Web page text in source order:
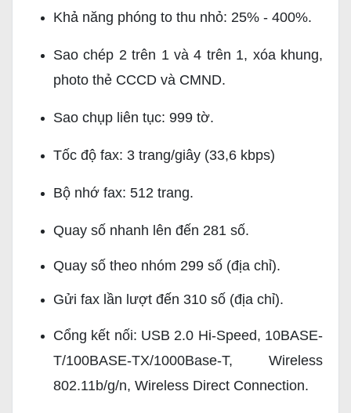
Khả năng phóng to thu nhỏ: 25% - 400%.
Sao chép 2 trên 1 và 4 trên 1, xóa khung,
photo thẻ CCCD và CMND.
Sao chụp liên tục: 999 tờ.
Tốc độ fax: 3 trang/giây (33,6 kbps)
Bộ nhớ fax: 512 trang.
Quay số nhanh lên đến 281 số.
Quay số theo nhóm 299 số (địa chỉ).
Gửi fax lần lượt đến 310 số (địa chỉ).
Cổng kết nối: USB 2.0 Hi-Speed, 10BASE-
T/100BASE-TX/1000Base-T, Wireless
802.11b/g/n, Wireless Direct Connection.